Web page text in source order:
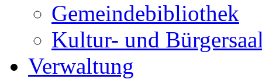
Gemeindebibliothek
Kultur- und
Verwaltung